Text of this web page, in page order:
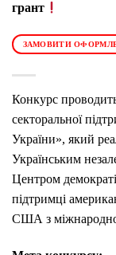
грант
ЗАМОВИТИ
Конкурс
секторальної
України», який
Українським
Центром
підтримці
США з